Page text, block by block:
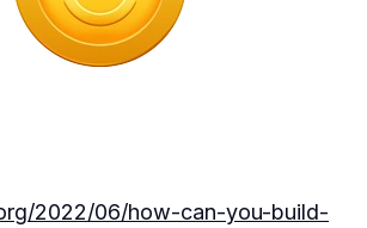
2022/06/how-can-you-build-